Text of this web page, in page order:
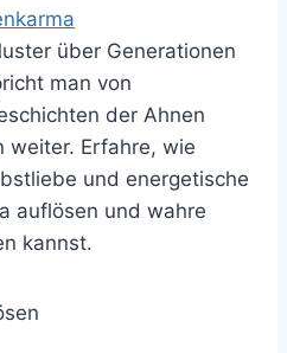
über Generationen
man von
der Ahnen
weiter. Erfahre, wie
und energetische
auflösen und wahre
kannst.